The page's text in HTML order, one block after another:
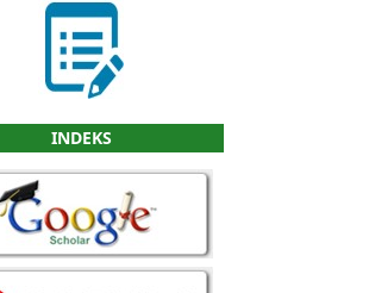
INDEKS